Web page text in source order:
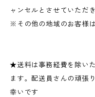
ャンセルとさせていただき
※その他の地域のお客様
★送料は事務経費を除い
ます。配送員さんの頑張
幸いです